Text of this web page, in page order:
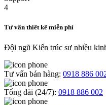
Tư vấn thiết kế miễn phí
Đội ngũ Kiến trúc sư nhiều
Tư vấn bán hàng: 0918 886
Tổng đài (24/7): 0918 886 002